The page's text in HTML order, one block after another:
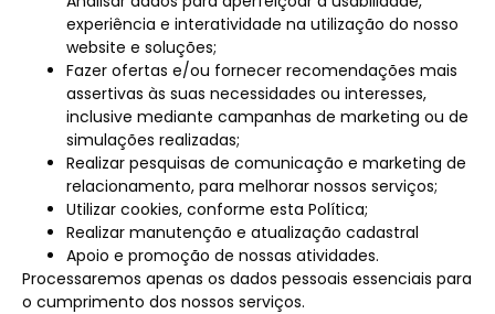
experiência e interatividade na utilização do nosso
website e soluções;
Fazer ofertas e/ou fornecer recomendações mais
assertivas às suas necessidades ou interesses,
inclusive mediante campanhas de marketing ou de
simulações realizadas;
Realizar pesquisas de comunicação e marketing de
relacionamento, para melhorar nossos serviços;
Utilizar cookies, conforme esta Política;
Realizar manutenção e atualização cadastral
Apoio e promoção de nossas atividades.
Processaremos apenas os dados pessoais essenciais para
o cumprimento dos nossos serviços.